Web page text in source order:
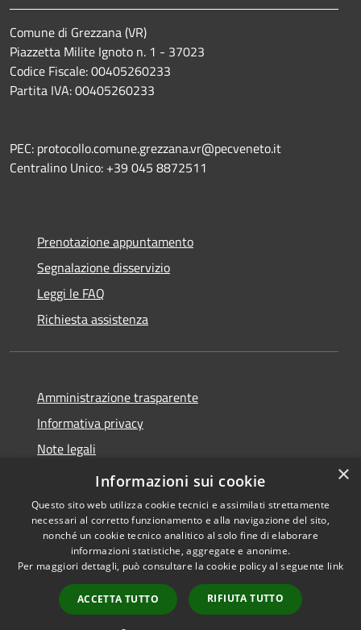
Comune di Grezzana (VR)
Piazzetta Milite Ignoto n. 1 - 37023
Codice Fiscale: 00405260233
Partita IVA: 00405260233
PEC: protocollo.comune.grezzana.vr@pecveneto.it
Centralino Unico: +39 045 8872511
Prenotazione appuntamento
Segnalazione disservizio
Leggi le FAQ
Richiesta assistenza
Amministrazione trasparente
Informativa privacy
Note legali
Dichiarazione di accessibilità
Accessibilità
Copyright © 2026 • Comune di
Grezzana • Powered by
Municipium•
Accesso
redazione
×
Informazioni sui cookie
Questo sito web utilizza cookie tecnici e assimilati strettamente
necessari al corretto funzionamento e alla navigazione del sito,
nonché un cookie tecnico analitico al solo fine di elaborare
informazioni statistiche, aggregate e anonime.
Per maggiori dettagli, può consultare la cookie policy al seguente link
ACCETTA TUTTO RIFIUTA TUTTO